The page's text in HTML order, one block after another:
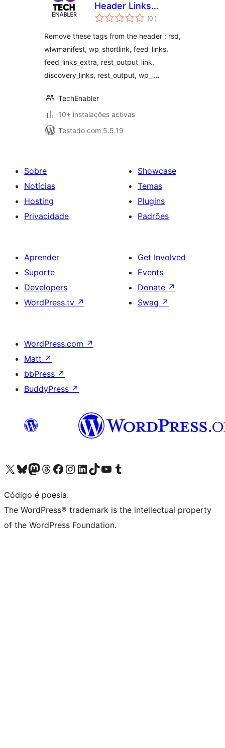
Header Links
Removal
(0 classificações
)
Remove these tags from the header : rsd,
wlwmanifest, wp_shortlink, feed_links,
feed_links_extra, rest_output_link,
discovery_links, rest_output, wp_ …
TechEnabler
10+ instalações activas
Testado com 5.5.19
Sobre
Notícias
Hosting
Privacidade
Showcase
Temas
Plugins
Padrões
Aprender
Suporte
Developers
WordPress.tv ↗
Get Involved
Events
Donate ↗
Swag ↗
WordPress.com ↗
Matt ↗
bbPress ↗
BuddyPress ↗
Visite a nossa conta X (antigo Twitter)
Visit our Bluesky account
Visit our Mastodon account
Visit our Threads account
Visite a nossa página do Facebook
Visite a nossa conta no Instagram
Visite a nossa conta no LinkedIn
Visit our TikTok account
Visit our YouTube channel
Visit our Tumblr account
Código é poesia.
The WordPress® trademark is the intellectual property
of the WordPress Foundation.